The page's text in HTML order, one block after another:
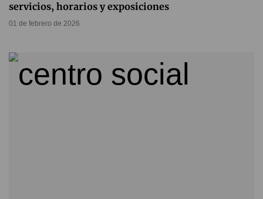
servicios, horarios y exposiciones
01 de febrero de 2026